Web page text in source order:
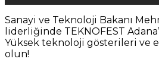
Sanayi ve Teknoloji Bakanı
liderliğinde TEKNOFEST
Yüksek teknoloji gösterileri ve
olun!